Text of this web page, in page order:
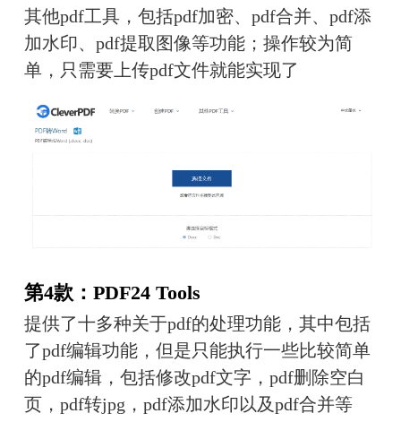
其他pdf工具，包括pdf加密、pdf合并、pdf添
加水印、pdf提取图像等功能；操作较为简
单，只需要上传pdf文件就能实现了
第4款：PDF24 Tools
提供了十多种关于pdf的处理功能，其中包括
了pdf编辑功能，但是只能执行一些比较简单
的pdf编辑，包括修改pdf文字，pdf删除空白
页，pdf转jpg，pdf添加水印以及pdf合并等